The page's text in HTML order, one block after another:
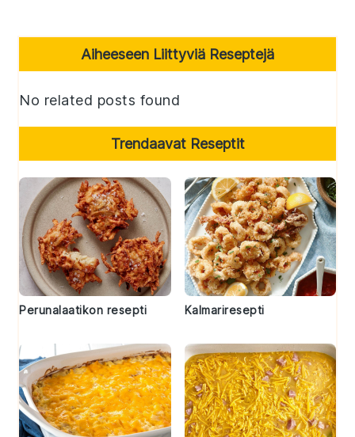
Primary
Sidebar
Aiheeseen Liittyviä Reseptejä
No related posts found
Trendaavat Reseptit
Perunalaatikon resepti Kalmariresepti